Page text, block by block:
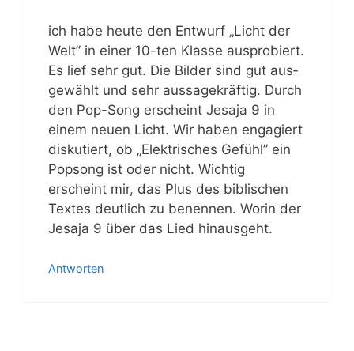
ich habe heu­te den Ent­wurf „Licht der
Welt” in einer 10-ten Klas­se aus­pro­biert.
Es lief sehr gut. Die Bil­der sind gut aus­
ge­wählt und sehr aus­sa­ge­kräf­tig. Durch
den Pop-Song erscheint Jesa­ja 9 in
einem neu­en Licht. Wir haben enga­giert
dis­ku­tiert, ob „Elek­tri­sches Gefühl” ein
Pop­song ist oder nicht. Wich­tig
erscheint mir, das Plus des bibli­schen
Tex­tes deut­lich zu benen­nen. Wor­in der
Jesa­ja 9 über das Lied hinausgeht.
Antworten